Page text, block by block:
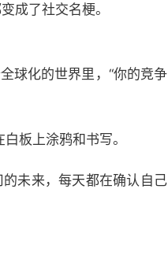
成了社交名梗。
球化的世界里，“你的竞争
板上涂鸦和书写。
未来，每天都在确认自己